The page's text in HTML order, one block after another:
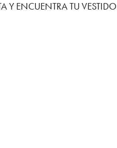
Y ENCUENTRA TU VESTIDO